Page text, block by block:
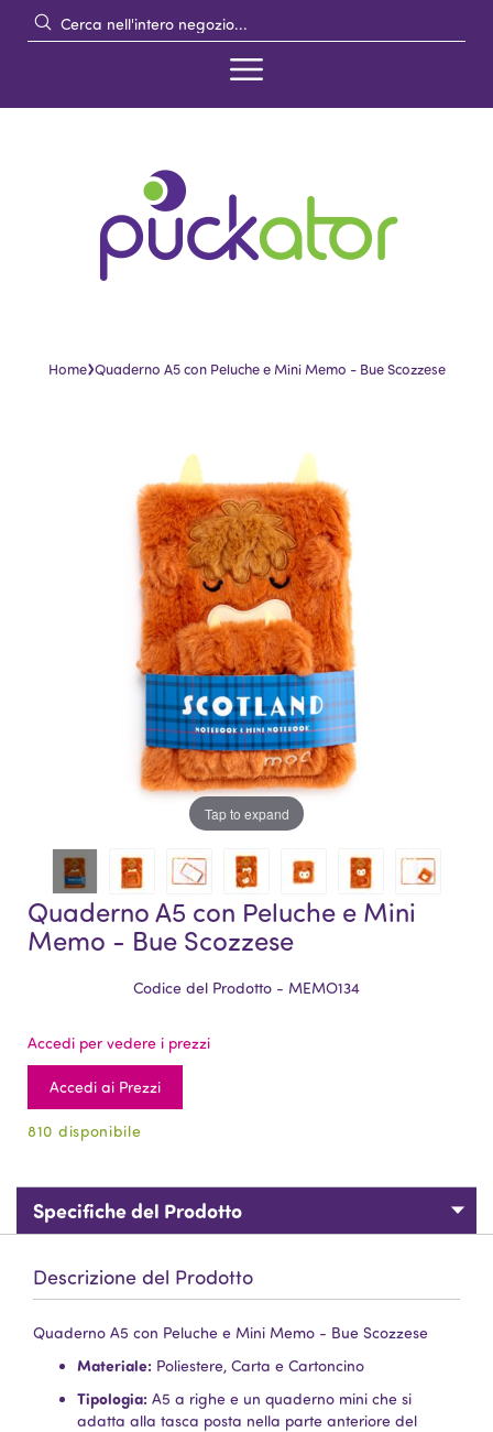
Home›Quaderno A5 con Peluche e Mini Memo - Bue Scozzese
Tap to expand
Quaderno A5 con Peluche e Mini
Memo - Bue Scozzese
Codice del Prodotto - MEMO134
Accedi per vedere i prezzi
Accedi ai Prezzi
810 disponibile
Specifiche del Prodotto
Descrizione del Prodotto
Quaderno A5 con Peluche e Mini Memo - Bue Scozzese
Materiale: Poliestere, Carta e Cartoncino
Tipologia: A5 a righe e un quaderno mini che si
adatta alla tasca posta nella parte anteriore del